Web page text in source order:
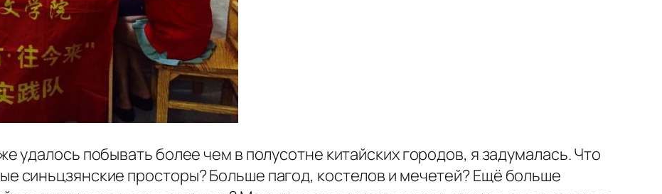
удалось побывать более чем в полусотне китайских городов, я задумалась. Что
синьцзянские просторы? Больше пагод, костелов и мечетей? Ещё больше